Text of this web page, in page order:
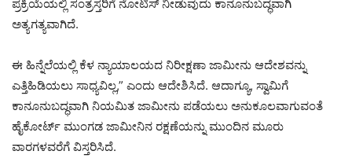
ಪ್ರಕ್ರಿಯೆಯಲ್ಲಿ ಸಂತ್ರಸ್ತರಿಗೆ ನೋಟಿಸ್ ನೀಡುವುದು ಕಾನೂನುಬದ್ಧವಾಗಿ
ಅತ್ಯಗತ್ಯವಾಗಿದೆ.
ಈ ಹಿನ್ನೆಲೆಯಲ್ಲಿ ಕೆಳ ನ್ಯಾಯಾಲಯದ ನಿರೀಕ್ಷಣಾ ಜಾಮೀನು ಆದೇಶವನ್ನು
ಎತ್ತಿಹಿಡಿಯಲು ಸಾಧ್ಯವಿಲ್ಲ,” ಎಂದು ಆದೇಶಿಸಿದೆ. ಆದಾಗ್ಯೂ, ಸ್ವಾಮಿಗೆ
ಕಾನೂನುಬದ್ಧವಾಗಿ ನಿಯಮಿತ ಜಾಮೀನು ಪಡೆಯಲು ಅನುಕೂಲವಾಗುವಂತೆ
ಹೈಕೋರ್ಟ್ ಮುಂಗಡ ಜಾಮೀನಿನ ರಕ್ಷಣೆಯನ್ನು ಮುಂದಿನ ಮೂರು
ವಾರಗಳವರೆಗೆ ವಿಸ್ತರಿಸಿದೆ.